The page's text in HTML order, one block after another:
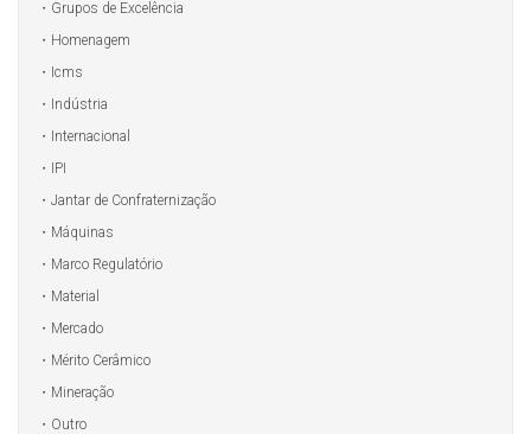
Grupos de Excelência
Homenagem
Icms
Indústria
Internacional
IPI
Jantar de Confraternização
Máquinas
Marco Regulatório
Material
Mercado
Mérito Cerâmico
Mineração
Outro